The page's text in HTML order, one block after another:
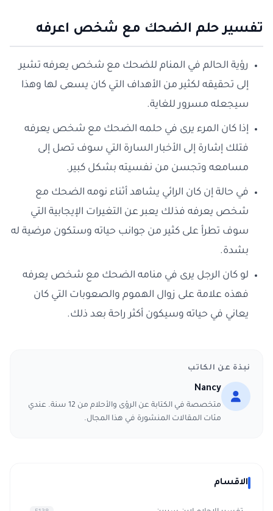
تفسير حلم الضحك مع شخص اعرفه
رؤية الحالم في المنام للضحك مع شخص يعرفه تشير
إلى تحقيقه لكثير من الأهداف التي كان يسعى لها وهذا
سيجعله مسرور للغاية.
إذا كان المرء يرى في حلمه الضحك مع شخص يعرفه
فتلك إشارة إلى الأخبار السارة التي سوف تصل إلى
مسامعه وتجسن من نفسيته بشكل كبير.
في حالة إن كان الرائي يشاهد أثناء نومه الضحك مع
شخص يعرفه فذلك يعبر عن التغيرات الإيجابية التي
سوف تطرأ على كثير من جوانب حياته وستكون مرضية له
بشدة.
لو كان الرجل يرى في منامه الضحك مع شخص يعرفه
فهذه علامة على زوال الهموم والصعوبات التي كان
يعاني في حياته وسيكون أكثر راحة بعد ذلك.
نبذة عن الكاتب
Nancy
متخصصة في الكتابة عن الرؤى والأحلام من 12 سنة. عندي
مئات المقالات المنشورة في هذا المجال.
الاقسام